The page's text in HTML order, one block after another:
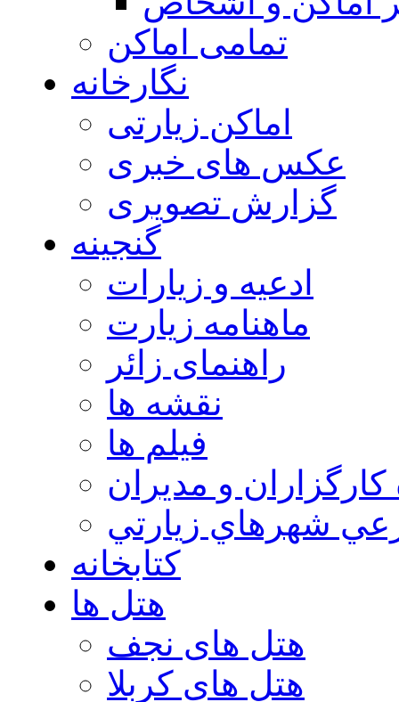
تمامی اماکن
نگارخانه
اماکن زیارتی
عکس های خبری
گزارش تصویری
گنجینه
ادعیه و زیارات
ماهنامه زیارت
راهنمای زائر
نقشه ها
فیلم ها
كارگزاران و مديران
شهرهاي زيارتي
کتابخانه
هتل ها
هتل های نجف
هتل های کربلا